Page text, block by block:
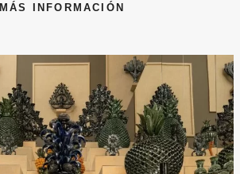
MÁS INFORMACIÓN